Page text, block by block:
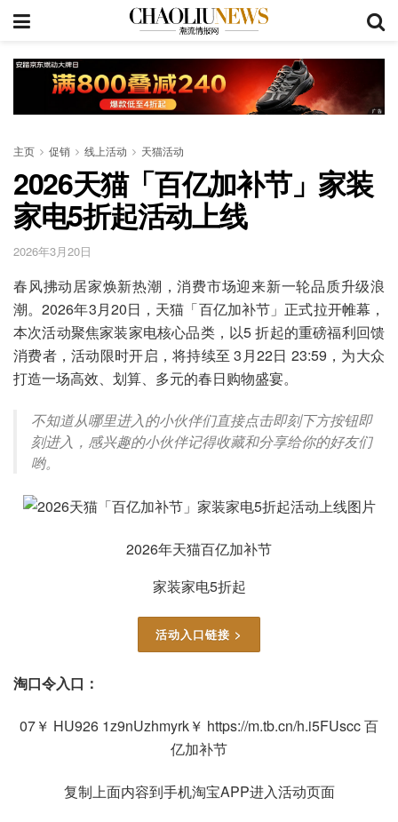
主页 促销 线上活动 天猫活动
2026天猫「百亿加补节」家装
家电5折起活动上线
2026年3月20日
春风拂动居家焕新热潮，消费市场迎来新一轮品质升级浪
潮。2026年3月20日，天猫「百亿加补节」正式拉开帷幕，
本次活动聚焦家装家电核心品类，以5 折起的重磅福利回馈
消费者，活动限时开启，将持续至 3月22日 23:59，为大众
打造一场高效、划算、多元的春日购物盛宴。
不知道从哪里进入的小伙伴们直接点击即刻下方按钮即
刻进入，感兴趣的小伙伴记得收藏和分享给你的好友们
哟。
2026年天猫百亿加补节
家装家电5折起
活动入口链接 >
淘口令入口：
07￥ HU926 1z9nUzhmyrk￥ https://m.tb.cn/h.i5FUscc 百
亿加补节
复制上面内容到手机淘宝APP进入活动页面